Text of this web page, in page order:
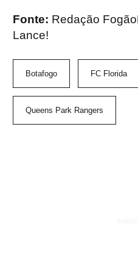
Fonte: Redação
Lance!
Botafogo FC Florida
Queens Park Rangers